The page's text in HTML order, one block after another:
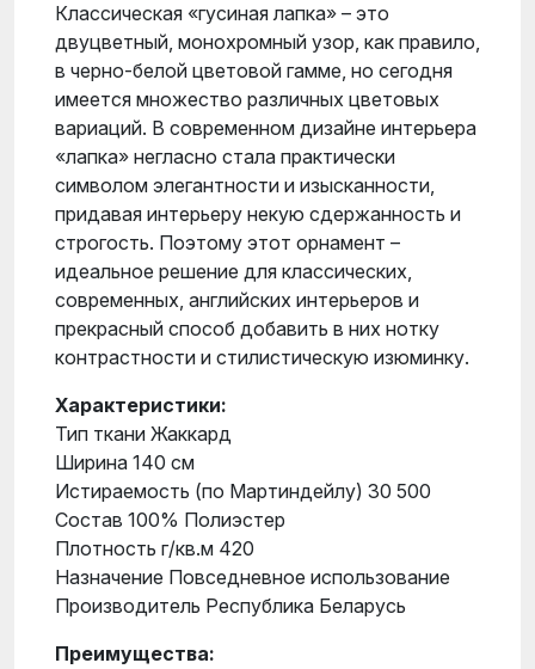
Классическая «гусиная лапка» – это
двуцветный, монохромный узор, как правило,
в черно-белой цветовой гамме, но сегодня
имеется множество различных цветовых
вариаций. В современном дизайне интерьера
«лапка» негласно стала практически
символом элегантности и изысканности,
придавая интерьеру некую сдержанность и
строгость. Поэтому этот орнамент –
идеальное решение для классических,
современных, английских интерьеров и
прекрасный способ добавить в них нотку
контрастности и стилистическую изюминку.
Характеристики:
Тип ткани Жаккард
Ширина 140 см
Истираемость (по Мартиндейлу) 30 500
Состав 100% Полиэстер
Плотность г/кв.м 420
Назначение Повседневное использование
Производитель Республика Беларусь
Преимущества: